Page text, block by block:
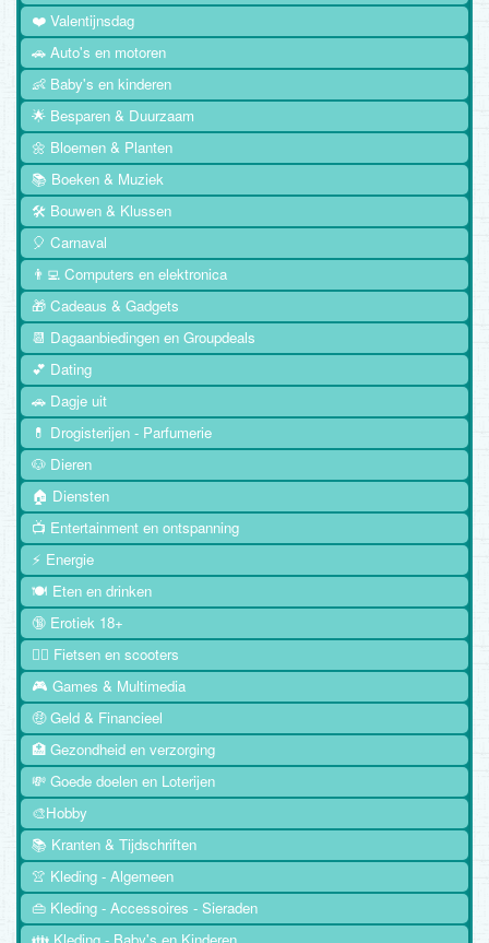
❤️ Valentijnsdag
🚗 Auto's en motoren
👶 Baby's en kinderen
🌟 Besparen & Duurzaam
🌼 Bloemen & Planten
📚 Boeken & Muziek
🛠️ Bouwen & Klussen
🎈 Carnaval
👨‍💻 Computers en elektronica
🎁 Cadeaus & Gadgets
📆 Dagaanbiedingen en Groupdeals
💕 Dating
🚗 Dagje uit
💊 Drogisterijen - Parfumerie
🐶 Dieren
🏠 Diensten
📺 Entertainment en ontspanning
⚡ Energie
🍽️ Eten en drinken
🔞 Erotiek 18+
🚴‍♂️ Fietsen en scooters
🎮 Games & Multimedia
🤑 Geld & Financieel
🏥 Gezondheid en verzorging
💸 Goede doelen en Loterijen
🎨Hobby
📚 Kranten & Tijdschriften
👚 Kleding - Algemeen
👜 Kleding - Accessoires - Sieraden